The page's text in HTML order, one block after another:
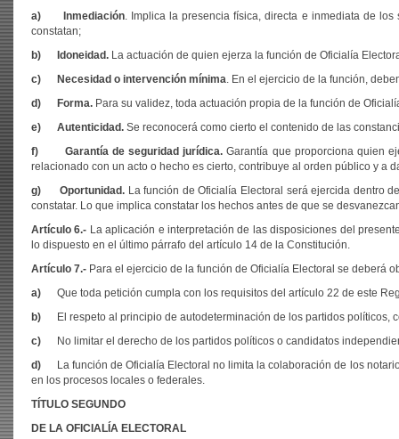
a) Inmediación. Implica la presencia física, directa e inmediata de
constatan;
b) Idoneidad. La actuación de quien ejerza la función de Oficialía
c) Necesidad o intervención mínima. En el ejercicio de la función,
d) Forma. Para su validez, toda actuación propia de la función de
e) Autenticidad. Se reconocerá como cierto el contenido de las
f) Garantía de seguridad jurídica. Garantía que proporciona quien
relacionado con un acto o hecho es cierto, contribuye al orden público y a
g) Oportunidad. La función de Oficialía Electoral será ejercida dentro
constatar. Lo que implica constatar los hechos antes de que se
Artículo 6.- La aplicación e interpretación de las disposiciones del
lo dispuesto en el último párrafo del artículo 14 de la Constitución.
Artículo 7.- Para el ejercicio de la función de Oficialía Electoral se deberá
a) Que toda petición cumpla con los requisitos del artículo 22 de este
b)
El respeto al principio de autodeterminación de los partidos políticos,
c)
No limitar el derecho de los partidos políticos o candidatos
d)
La función de Oficialía Electoral no limita la colaboración de los
en los procesos locales o federales.
TÍTULO SEGUNDO
DE LA OFICIALÍA ELECTORAL